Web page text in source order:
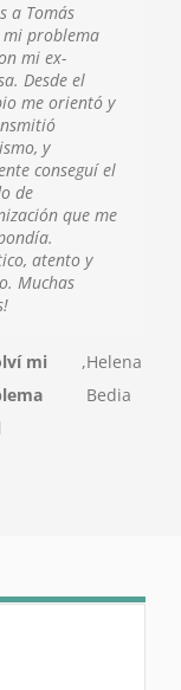
a Tomás
problema
mi ex-
Desde el
me orientó y
y
conseguí el
de
que me
atento y
Muchas
mi
,Helena
Bedia